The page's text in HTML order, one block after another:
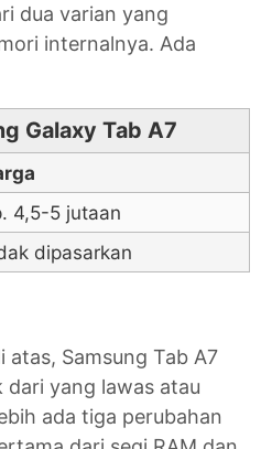
dua varian yang
internalnya. Ada
Galaxy Tab A7
4,5-5 jutaan
dipasarkan
Samsung Tab A7
dari yang lawas atau
ada tiga perubahan